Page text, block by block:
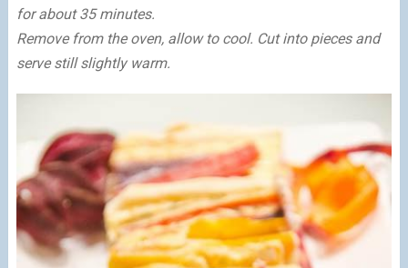
for about 35 minutes.
Remove from the oven, allow to cool. Cut into pieces and
serve still slightly warm.